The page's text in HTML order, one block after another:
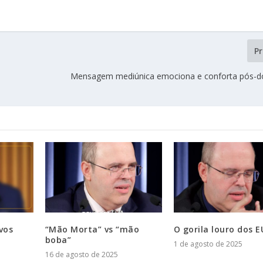
Mensagem mediúnica emociona e conforta pós-
“Mão Morta” vs “mão
boba”
16 de agosto de 2025
O gorila louro dos
1 de agosto de 2025